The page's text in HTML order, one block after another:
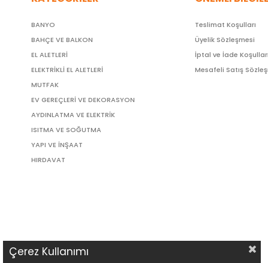
BANYO
BAHÇE VE BALKON
EL ALETLERİ
ELEKTRİKLİ EL ALETLERİ
MUTFAK
EV GEREÇLERİ VE DEKORASYON
AYDINLATMA VE ELEKTRİK
ISITMA VE SOĞUTMA
YAPI VE İNŞAAT
HIRDAVAT
Teslimat Koşulları
Üyelik Sözleşmesi
İptal ve İade Koşulları
Mesafeli Satış
Çerez Kullanımı